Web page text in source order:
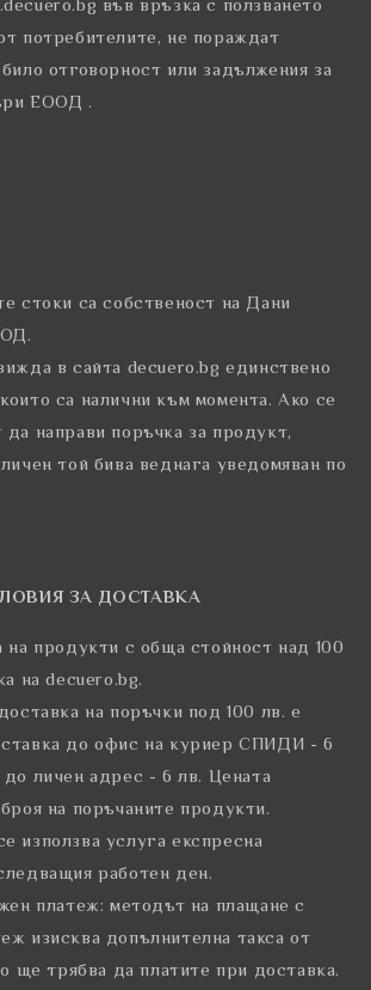
във връзка с ползването
потребителите, не пораждат
отговорност или задължения за
ЕООД .
стоки са собственост на Дани
в сайта decuero.bg единствено
са налични към момента. Ако се
да направи поръчка за продукт,
той бива веднага уведомяван по
ЗА ДОСТАВКА
на продукти с обща стойност над 100
на decuero.bg.
на поръчки под 100 лв. е
до офис на куриер СПИДИ - 6
личен адрес - 6 лв. Цената
на поръчаните продукти.
използва услуга експресна
работен ден.
платеж: методът на плащане с
изисква допълнителна такса от
ще трябва да платите при доставка.